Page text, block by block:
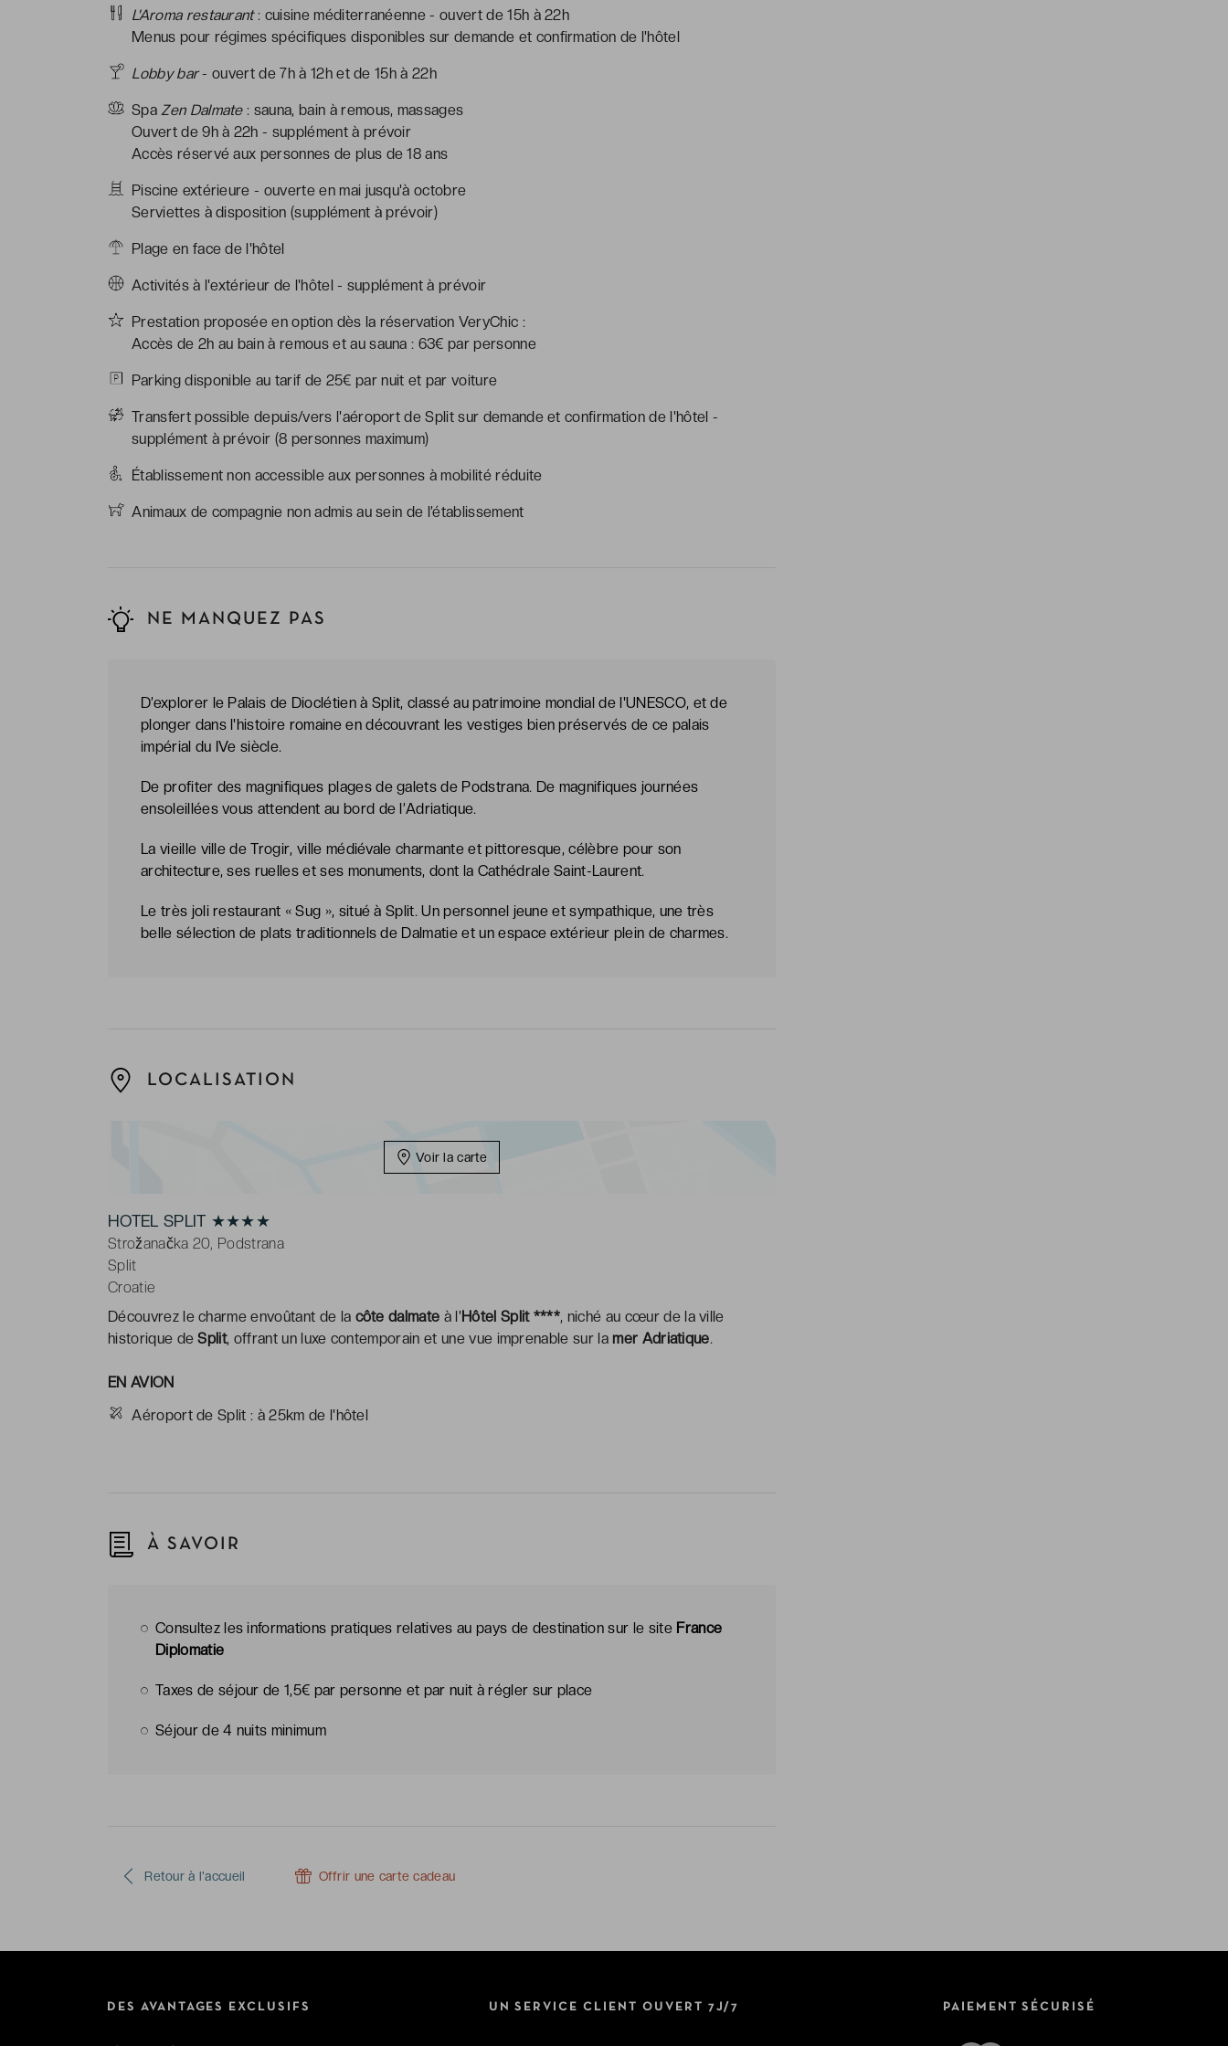
L'Aroma restaurant: cuisine méditerranéenne - ouvert de 15h à 22h
Menus pour régimes spécifiques disponibles sur demande et confirmation de l'hôtel
Lobby bar- ouvert de 7h à 12h et de 15h à 22h
Spa Zen Dalmate: sauna, bain à remous, massages
Ouvert de 9h à 22h - supplément à prévoir
Accès réservé aux personnes de plus de 18 ans
Piscine extérieure - ouverte en mai jusqu'à octobre
Serviettes à disposition (supplément à prévoir)
Plage en face de l'hôtel
Activités à l'extérieur de l'hôtel - supplément à prévoir
Prestation proposée en option dès la réservation VeryChic :
Accès de 2h au bain à remous et au sauna : 63€ par personne
Parking disponible au tarif de 25€ par nuit et par voiture
Transfert possible depuis/vers l'aéroport de Split sur demande et confirmation de l'hôtel -
supplément à prévoir (8 personnes maximum)
Établissement non accessible aux personnes à mobilité réduite
Animaux de compagnie non admis au sein de l’établissement
NE MANQUEZ PAS
D’explorer le Palais de Dioclétien à Split, classé au patrimoine mondial de l'UNESCO, et de
plonger dans l'histoire romaine en découvrant les vestiges bien préservés de ce palais
impérial du IVe siècle.
De profiter des magnifiques plages de galets de Podstrana. De magnifiques journées
ensoleillées vous attendent au bord de l’Adriatique.
La vieille ville de Trogir, ville médiévale charmante et pittoresque, célèbre pour son
architecture, ses ruelles et ses monuments, dont la Cathédrale Saint-Laurent.
Le très joli restaurant « Sug », situé à Split. Un personnel jeune et sympathique, une très
belle sélection de plats traditionnels de Dalmatie et un espace extérieur plein de charmes.
LOCALISATION
Voir la carte
HOTEL SPLIT ★★★★
Strožanačka 20, Podstrana
Split
Croatie
Découvrez le charme envoûtant de la côte dalmate à l'Hôtel Split ****, niché au cœur de la ville
historique deSplit, offrant un luxe contemporain et une vue imprenable sur la mer Adriatique.
EN AVION
Aéroport de Split : à 25km de l'hôtel
À SAVOIR
Consultez les informations pratiques relatives au pays de destination sur le site France
Diplomatie
Taxes de séjour de 1,5€ par personne et par nuit à régler sur place
Séjour de 4 nuits minimum
Retour à l'accueil Offrir une carte cadeau
DES AVANTAGES EXCLUSIFS UN SERVICE CLIENT OUVERT 7J/7 PAIEMENT SÉCURISÉ